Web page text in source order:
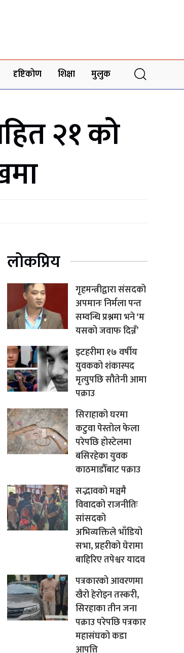
दृष्टिकोण शिक्षा मुलुक
२१ को
लोकप्रिय
गृहमन्त्रीद्वारा संसदको
अपमानः निर्मला पन्त
सम्वन्धि प्रश्नमा भने ‘म
यसको जवाफ दिन्नँ’
इटहरीमा १७ वर्षीय
युवकको शंकास्पद
मृत्युपछि सौतेनी आमा
पक्राउ
सिराहाको घरमा
कटुवा पेस्तोल फेला
परेपछि होस्टेलमा
बसिरहेका युवक
काठमाडौँबाट पक्राउ
सद्भावको मञ्चमै
विवादको राजनीतिः
सांसदको
अभिव्यक्तिले भाँडियो
सभा, प्रहरीको घेरामा
बाहिरिए तपेश्वर यादव
पत्रकारको आवरणमा
खैरो हेरोइन तस्करी,
सिरहाका तीन जना
पक्राउ परेपछि पत्रकार
महासंघको कडा
आपत्ति